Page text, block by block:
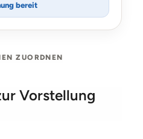
bereit
ZUORDNEN
Vorstellung